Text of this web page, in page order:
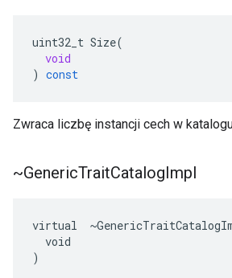
uint32_t Size(
void
) const
Zwraca liczbę instancji cech w
~GenericTraitCatalogImpl
virtual
  void
)